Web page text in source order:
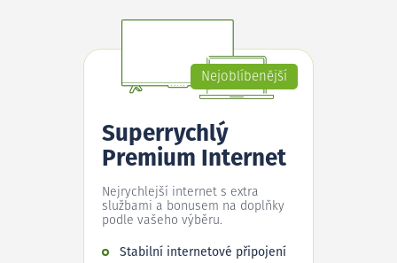
Nejoblíbenější
Superrychlý
Premium Internet
Nejrychlejší internet s extra
službami a bonusem na doplňky
podle vašeho výběru.
Stabilní internetové připojení